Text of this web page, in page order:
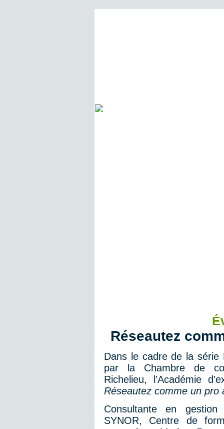
Réseautez
Dans le cadre de la série
par la Chambre de
Richelieu, l’Académie
Réseautez comme un pro
Consultante en
SYNOR, Centre de